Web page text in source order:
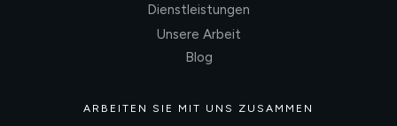
Dienstleistungen
Unsere Arbeit
Blog
ARBEITEN SIE MIT UNS ZUSAMMEN